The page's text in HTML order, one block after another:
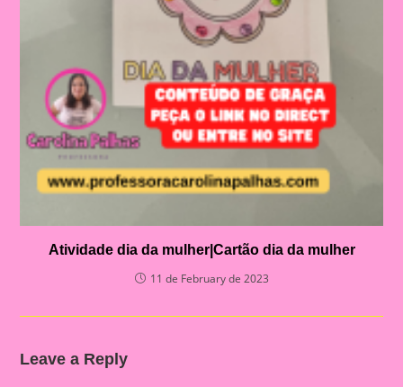
Atividade dia da mulher|Cartão dia da mulher
11 de February de 2023
Leave a Reply